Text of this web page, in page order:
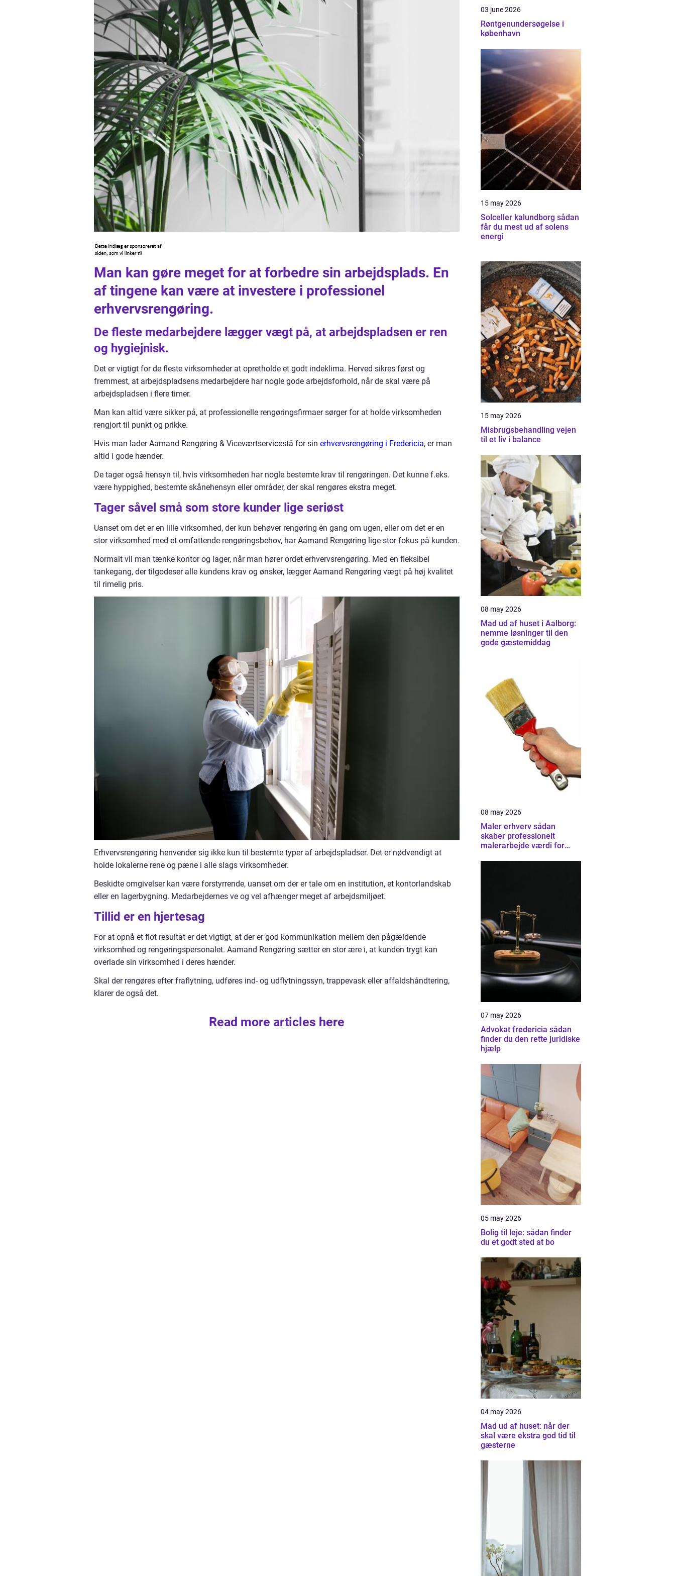
Man kan gøre meget for at forbedre sin arbejdsplads. En
af tingene kan være at investere i professionel
erhvervsrengøring.
De fleste medarbejdere lægger vægt på, at arbejdspladsen er ren
og hygiejnisk.
Det er vigtigt for de fleste virksomheder at opretholde et godt indeklima. Herved sikres først og
fremmest, at arbejdspladsens medarbejdere har nogle gode arbejdsforhold, når de skal være på
arbejdspladsen i flere timer.
Man kan altid være sikker på, at professionelle rengøringsfirmaer sørger for at holde virksomheden
rengjort til punkt og prikke.
Hvis man lader Aamand Rengøring & Viceværtservicestå for sin erhvervsrengøring i Fredericia, er man
altid i gode hænder.
De tager også hensyn til, hvis virksomheden har nogle bestemte krav til rengøringen. Det kunne f.eks.
være hyppighed, bestemte skånehensyn eller områder, der skal rengøres ekstra meget.
Tager såvel små som store kunder lige seriøst
Uanset om det er en lille virksomhed, der kun behøver rengøring én gang om ugen, eller om det er en
stor virksomhed med et omfattende rengøringsbehov, har Aamand Rengøring lige stor fokus på kunden.
Normalt vil man tænke kontor og lager, når man hører ordet erhvervsrengøring. Med en fleksibel
tankegang, der tilgodeser alle kundens krav og ønsker, lægger Aamand Rengøring vægt på høj kvalitet
til rimelig pris.
Erhvervsrengøring henvender sig ikke kun til bestemte typer af arbejdspladser. Det er nødvendigt at
holde lokalerne rene og pæne i alle slags virksomheder.
Beskidte omgivelser kan være forstyrrende, uanset om der er tale om en institution, et kontorlandskab
eller en lagerbygning. Medarbejdernes ve og vel afhænger meget af arbejdsmiljøet.
Tillid er en hjertesag
For at opnå et flot resultat er det vigtigt, at der er god kommunikation mellem den pågældende
virksomhed og rengøringspersonalet. Aamand Rengøring sætter en stor ære i, at kunden trygt kan
overlade sin virksomhed i deres hænder.
Skal der rengøres efter fraflytning, udføres ind- og udflytningssyn, trappevask eller affaldshåndtering,
klarer de også det.
Read more articles here
03 june 2026
Røntgenundersøgelse i
københavn
15 may 2026
Solceller kalundborg sådan
får du mest ud af solens
energi
15 may 2026
Misbrugsbehandling vejen
til et liv i balance
08 may 2026
Mad ud af huset i Aalborg:
nemme løsninger til den
gode gæstemiddag
08 may 2026
Maler erhverv sådan
skaber professionelt
malerarbejde værdi for
07 may 2026
Advokat fredericia sådan
finder du den rette juridiske
hjælp
05 may 2026
Bolig til leje: sådan finder
du et godt sted at bo
04 may 2026
Mad ud af huset: når der
skal være ekstra god tid til
gæsterne